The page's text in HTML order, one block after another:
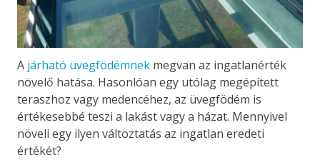
A járható üvegfödémnek megvan az ingatlanérték
növelő hatása. Hasonlóan egy utólag megépített
teraszhoz vagy medencéhez, az üvegfödém is
értékesebbé teszi a lakást vagy a házat. Mennyivel
növeli egy ilyen változtatás az ingatlan eredeti
értékét?